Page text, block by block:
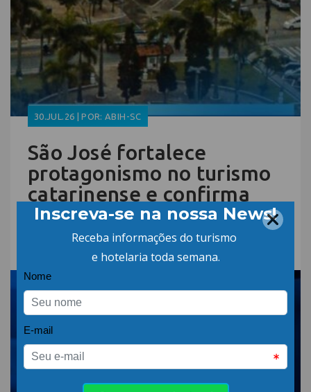
30.JUL.26 | POR: ABIH-SC
São José fortalece
protagonismo no turismo
catarinense e confirma
participação no Encatho &
Exprotel 2026